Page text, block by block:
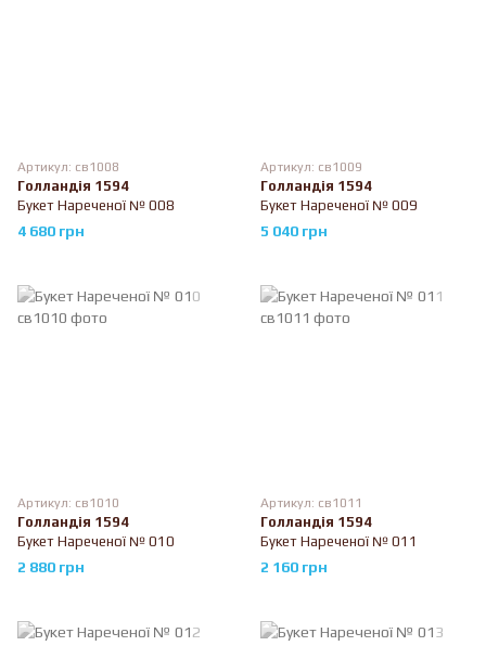
Артикул: св1008
Голландія 1594
Букет Нареченої № 008
4 680 грн
Артикул: св1009
Голландія 1594
Букет Нареченої № 009
5 040 грн
Артикул: св1010
Голландія 1594
Букет Нареченої № 010
2 880 грн
Артикул: св1011
Голландія 1594
Букет Нареченої № 011
2 160 грн